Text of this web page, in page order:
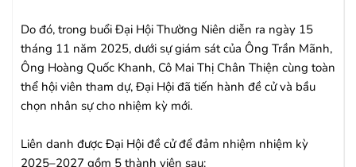
Do đó, trong buổi Đại Hội Thường Niên diễn ra ngày 15
tháng 11 năm 2025, dưới sự giám sát của Ông Trần Mãnh,
Ông Hoàng Quốc Khanh, Cô Mai Thị Chân Thiện cùng toàn
thể hội viên tham dự, Đại Hội đã tiến hành đề cử và bầu
chọn nhân sự cho nhiệm kỳ mới.
Liên danh được Đại Hội đề cử để đảm nhiệm nhiệm kỳ
2025–2027 gồm 5 thành viên sau: